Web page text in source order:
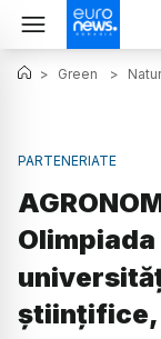
> Green >
PARTENERIATE
științifice,